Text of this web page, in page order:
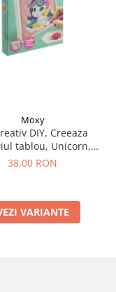
Moxy
DIY, Creeaza
tablou, Unicorn,
Moxy
38,00 RON
VARIANTE